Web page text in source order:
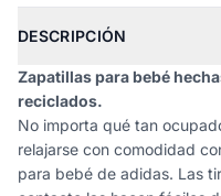
DESCRIPCIÓN
Zapatillas para bebé
reciclados.
No importa qué tan
relajarse con comodidad
para bebé de adidas. Las